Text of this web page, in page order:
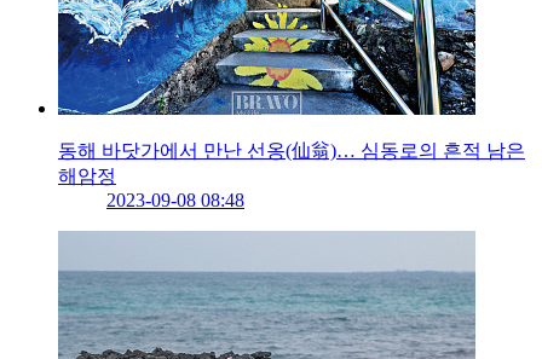
동해 바닷가에서 만난 선옹(仙翁)… 심동로의 흔적 남은
해암정
2023-09-08 08:48